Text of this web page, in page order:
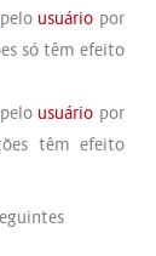
usuário por
só têm efeito
usuário por
têm efeito